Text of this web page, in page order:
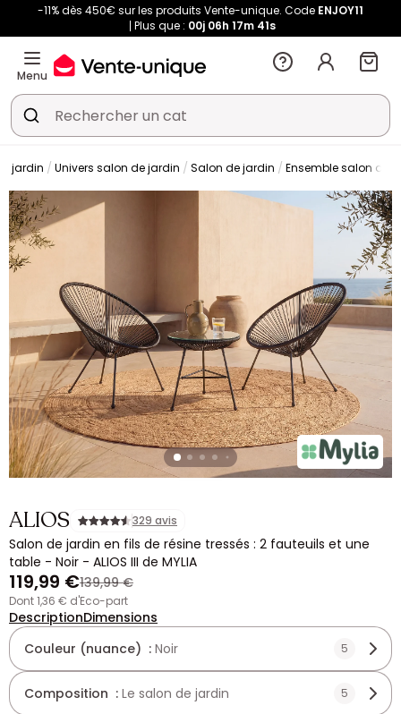
-11% dès 450€ sur les produits Vente-unique. Code ENJOY11
Plus que : 00j 06h 17m 41s
Menu
jardin Univers salon de jardin Salon de jardin Ensemble salon de
ALIOS 329 avis
Salon de jardin en fils de résine tressés : 2 fauteuils et une
table - Noir - ALIOS III de MYLIA
119,99 €139,99 €
dont 1,36 € d'Eco-part
DescriptionDimensions
Couleur (nuance) : Noir 5
Composition : Le salon de jardin 5